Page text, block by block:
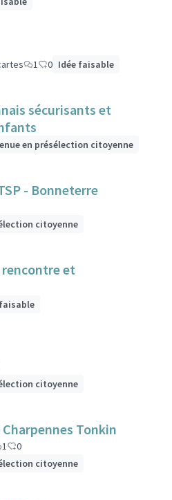
1 0 Idée faisable
sécurisants et
en présélection citoyenne
- Bonneterre
citoyenne
et
citoyenne
Tonkin
1
0
citoyenne